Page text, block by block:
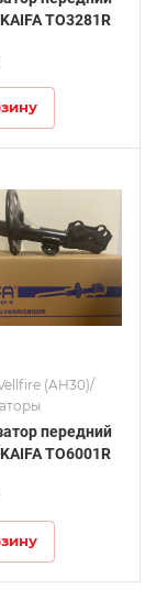
TO3281R
(AH30)/
передний
TO6001R